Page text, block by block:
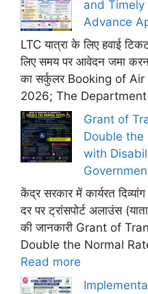
and Timely
Advance
LTC यात्रा के लिए हवाई
लिए समय पर आवेदन जमा
का सर्कुलर Booking of
2026; The
Grant of
Double the
with
केंद्र सरकार में कार्यरत
दर पर ट्रांसपोर्ट अलाउंस
की जानकारी Grant of
Double the Normal
Read more